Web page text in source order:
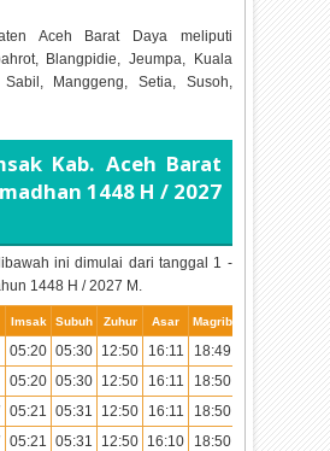
Aceh Barat Daya meliputi
Blangpidie, Jeumpa, Kuala
Manggeng, Setia, Susoh,
Kab. Aceh Barat
1448 H / 2027
ini dimulai dari tanggal 1 -
1448 H / 2027 M.
Imsak Subuh Zuhur Asar Magrib Isya
05:20 05:30 12:50 16:11 18:49
20:00
05:20 05:30 12:50 16:11 18:50
20:00
05:21 05:31 12:50 16:11 18:50
20:00
05:21 05:31 12:50 16:10 18:50 20:00